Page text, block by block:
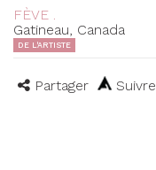
FÈVE .
Gatineau, Canada
DE L'ARTISTE
Partager Suivre